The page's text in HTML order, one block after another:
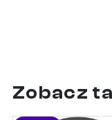
Zobacz